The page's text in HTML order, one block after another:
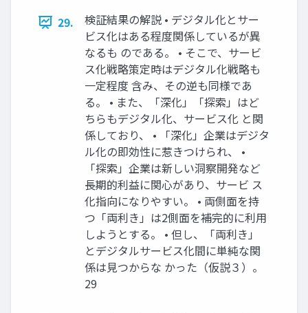
29.
検証結果の解説 • デジタル化とサー
ビス化はある程度関係しているが異
なるも のである。 • そこで、サービ
ス化戦略策定時はデジタル化戦略も
一定程度 含み、その逆も同様であ
る。 • また、「深化」「探索」はど
ちらもデジタル化、サービス化 と関
係しており、 • 「深化」企業はデジタ
ル化の即効性に惹きつけられ、 •
「探索」企業は新しい洞察開発など
長期的利益に関心があり、サービ ス
化指向になりやすい。 • 両側面を持
つ「両利き」は2側面を補完的に利用
しようとする。 • 但し、「両利き」
とデジタルサービス化間に単純な関
係は見つからな かった（仮説３）。
29